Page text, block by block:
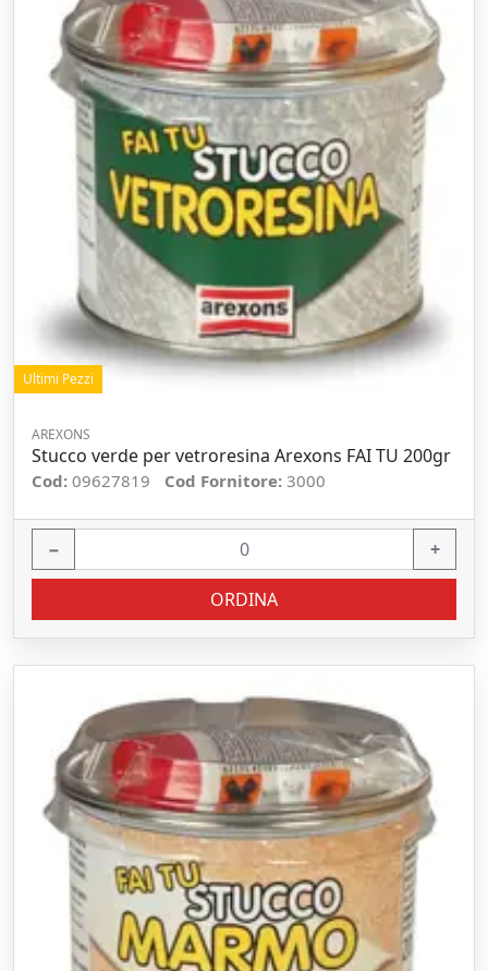
Ultimi Pezzi
AREXONS
Stucco verde per vetroresina Arexons FAI TU 200gr
Cod: 09627819 Cod Fornitore: 3000
− +
ORDINA